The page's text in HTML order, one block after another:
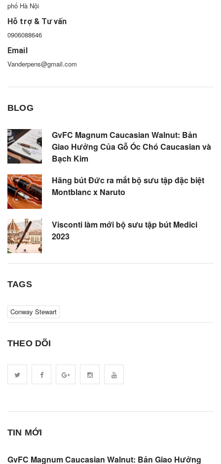
phố Hà Nội
Hỗ trợ & Tư vấn
0906088646
Email
Vanderpens@gmail.com
BLOG
GvFC Magnum Caucasian Walnut: Bản
Giao Hưởng Của Gỗ Óc Chó Caucasian và
Bạch Kim
Hãng bút Đức ra mắt bộ sưu tập đặc biệt
Montblanc x Naruto
Visconti làm mới bộ sưu tập bút Medici
2023
TAGS
Conway Stewart
THEO DÕI
TIN MỚI
GvFC Magnum Caucasian Walnut: Bản Giao Hưởng